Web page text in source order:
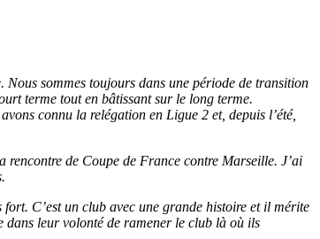
Nous sommes toujours dans une période de transition
terme tout en bâtissant sur le long terme.
connu la relégation en Ligue 2 et, depuis l’été,
rencontre de Coupe de France contre Marseille. J’ai
C’est un club avec une grande histoire et il mérite
dans leur volonté de ramener le club là où ils